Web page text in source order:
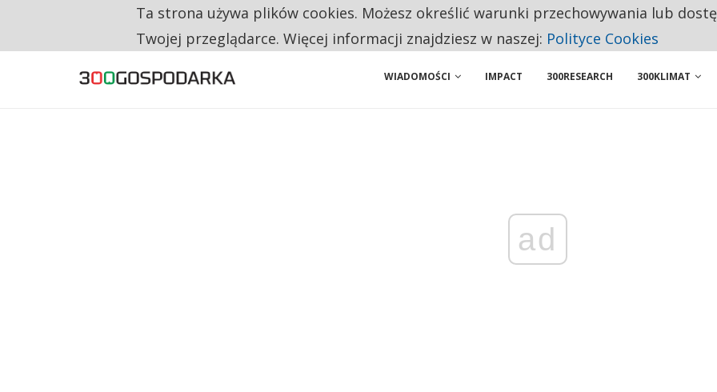
TRZECH NA CZTERECH PONOWNIE ZAŁOŻYŁOBY WŁASNĄ FIRMĘ. INNYM JUŻ TAK ŁATWO JEJ NIE POLECAJĄ
WIADOMOŚCI IMPACT 300RESEARCH 300KLIMAT
ad
Ta strona używa plików cookies. Możesz określić warunki przechowywania lub
Twojej przeglądarce. Więcej informacji znajdziesz w naszej: Polityce Cookies